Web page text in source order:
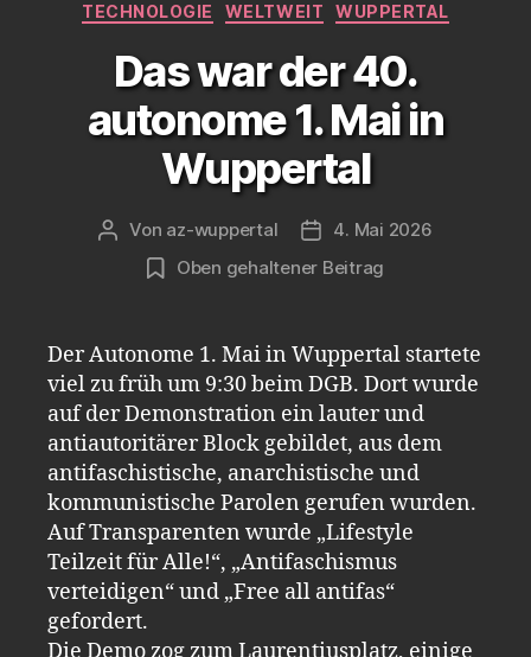
TECHNOLOGIE
WELTWEIT WUPPERTAL
Das war der 40.
autonome 1. Mai in
Wuppertal
Beitragsautor
Von az-wuppertal Veröffentlichungsdatum
4. Mai 2026
Oben gehaltener Beitrag
Der Autonome 1. Mai in Wuppertal startete
viel zu früh um 9:30 beim DGB. Dort wurde
auf der Demonstration ein lauter und
antiautoritärer Block gebildet, aus dem
antifaschistische, anarchistische und
kommunistische Parolen gerufen wurden.
Auf Transparenten wurde „Lifestyle
Teilzeit für Alle!“, „Antifaschismus
verteidigen“ und „Free all antifas“
gefordert.
Die Demo zog zum Laurentiusplatz, einige